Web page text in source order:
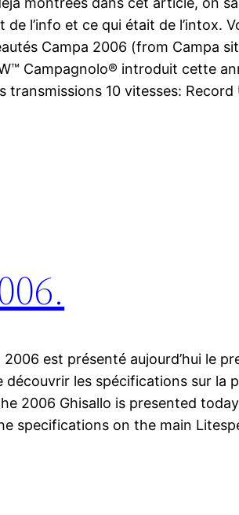
l’info et ce qui était de l’intox.
Campa 2006 (from Campa
Campagnolo® introduit cette
transmissions 10 vitesses:
est présenté aujourd’hui le
découvrir les spécifications sur la
2006 Ghisallo is presented
specifications on the main